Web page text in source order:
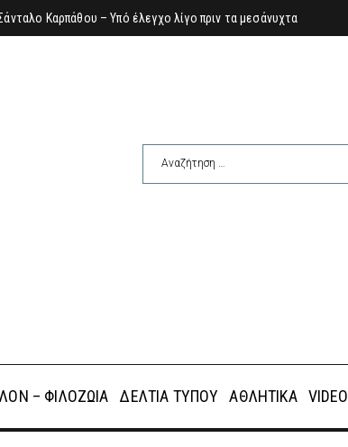
Καρπάθου – Υπό έλεγχο λίγο πριν τα μεσάνυχτα
– ΦΙΛΟΖΩΊΑ ΔΕΛΤΊΑ ΤΎΠΟΥ ΑΘΛΗΤΙΚΆ VIDEO